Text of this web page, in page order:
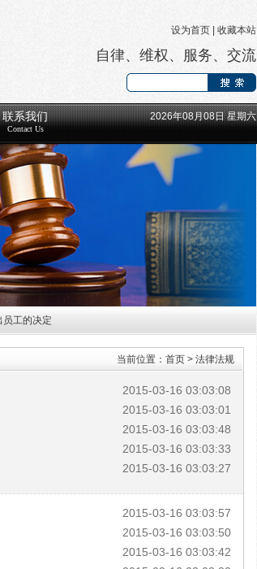
设为首页 收藏本站
自律、维权、服务、交流
联系我们
Contact Us
2026年08月08日 星期六
工的决定
会长等领导班子成员的通知
当前位置： 首页 > 法律法规
2015-03-16 03:03:08
2015-03-16 03:03:01
2015-03-16 03:03:48
2015-03-16 03:03:33
2015-03-16 03:03:27
2015-03-16 03:03:57
2015-03-16 03:03:50
2015-03-16 03:03:42